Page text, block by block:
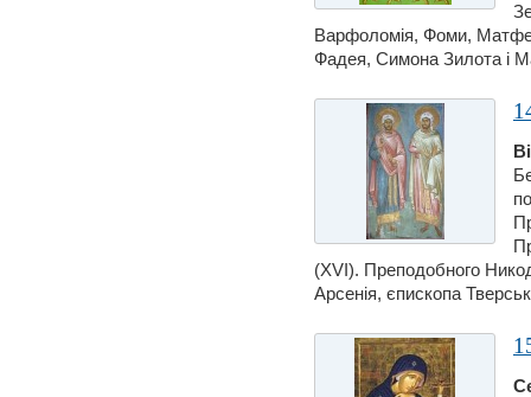
Варфоломія, Фоми,
Фадея, Симона Зилота i
(XVI). Преподобного
Арсенія, єпископа